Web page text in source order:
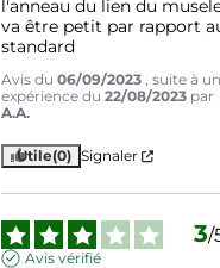
l'anneau du lien du
va être petit par rapport
standard
Avis du06/09/2023 , suite à
expérience du22/08/2023 par
A.A.
Utile(0) Signaler
3/
Avis vérifié